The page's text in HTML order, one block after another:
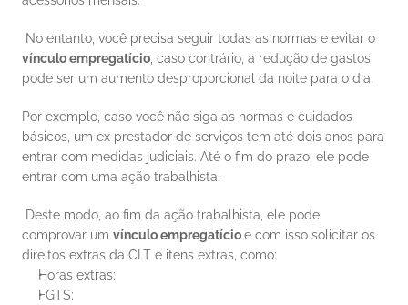
vínculo empregatício , caso contrário, a redução de gastos
pode ser um aumento desproporcional da noite para o dia.
Por exemplo, caso você não siga as normas e cuidados
básicos, um ex prestador de serviços tem até dois anos para
entrar com medidas judiciais. Até o fim do prazo, ele pode
entrar com uma ação trabalhista.
comprovar um vínculo empregatício e com isso solicitar os
direitos extras da CLT e itens extras, como:
Horas extras;
FGTS;